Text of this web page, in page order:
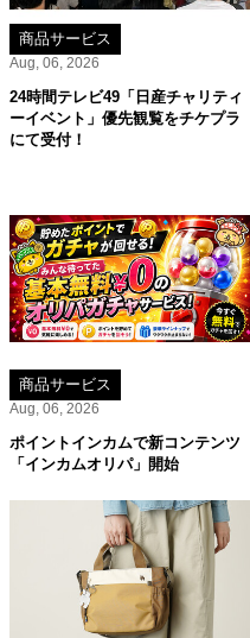
商品サービス
Aug, 06, 2026
24時間テレビ49「日産チャリティ
ーイベント」優先観覧をチケプラ
にて受付！
商品サービス
Aug, 06, 2026
ポイントインカムで新コンテンツ
「インカムオリパ」開始